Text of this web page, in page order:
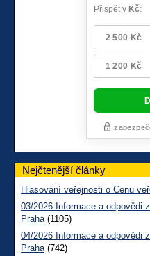
Nejčtenější články
Hlasování veřejnosti o Cenu
03/2026 Informace a odpovědi
Praha(1105)
04/2026 Informace a odpovědi
Praha(742)